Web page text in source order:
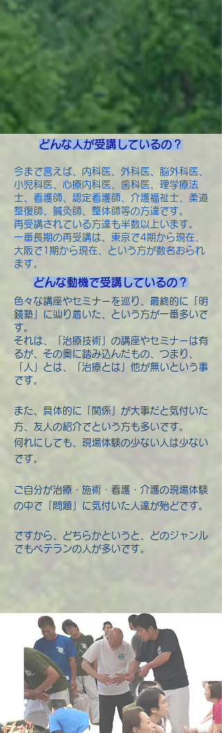
どんな人が受講しているの？
今まで言えば、内科医、外科医、脳外科医、
小児科医、心療内科医、歯科医、理学療法
士、看護師、認定看護師、介護福祉士、柔道
整復師、鍼灸師、整体師等の方達です。
再受講されている方達も半数以上います。
​一番長期の再受講は、東京で4期から現在、
大阪で1期から現在、という方が数名おられ
ます。
どんな動機で受講しているの？
色々な講座やセミナーを巡り、最終的に「明
鏡塾」に辿り着いた、という方が一番多いで
す。
それは、「治療技術」の講座やセミナーは有
るが、その奥に踏み込んだもの、つまり、
「人」とは、「治療とは」他が無いという事
です。
また、具体的に「関係」が大事だと気付いた
方、友人の紹介でという方も多いです。
何れにしても、現場体験の少ない人は少ない
です。
ご自分が治療・施術・看護・介護の現場体験
の中で「問題」に気付いた人達が殆どです。
ですから、どちらかというと、どのジャンル
でもベテランの人が多いです。​